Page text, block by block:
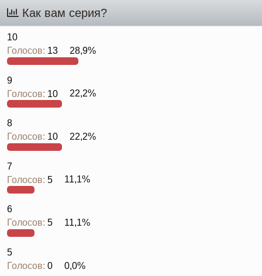
р
е
м
т
Как вам серия?
10
Голосов: 13 28,9%
9
Голосов: 10 22,2%
8
Голосов: 10 22,2%
7
Голосов: 5 11,1%
6
Голосов: 5 11,1%
5
Голосов: 0 0,0%